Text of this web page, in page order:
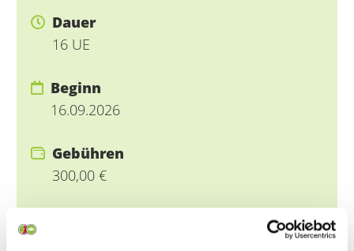
Dauer
16 UE
Beginn
16.09.2026
Gebühren
300,00 €
Kommunikation, Management & Führung